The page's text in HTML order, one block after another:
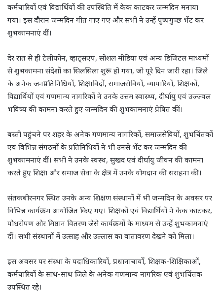
कर्मचारियों एवं विद्यार्थियों की उपस्थिति में केक काटकर जन्मदिन मनाया
गया। इस दौरान जन्मदिन गीत गाए गए और सभी ने उन्हें पुष्पगुच्छ भेंट कर
शुभकामनाएं दीं।
देर रात से ही टेलीफोन, व्हाट्सएप, सोशल मीडिया एवं अन्य डिजिटल माध्यमों
से शुभकामना संदेशों का सिलसिला शुरू हो गया, जो पूरे दिन जारी रहा। जिले
के अनेक जनप्रतिनिधियों, शिक्षाविदों, समाजसेवियों, व्यापारियों, शिक्षकों,
विद्यार्थियों एवं गणमान्य नागरिकों ने उनके उत्तम स्वास्थ्य, दीर्घायु एवं उज्ज्वल
भविष्य की कामना करते हुए जन्मदिन की शुभकामनाएं प्रेषित कीं।
बस्ती पहुंचने पर शहर के अनेक गणमान्य नागरिकों, समाजसेवियों, शुभचिंतकों
एवं विभिन्न संगठनों के प्रतिनिधियों ने भी उनसे भेंट कर जन्मदिन की
शुभकामनाएं दीं। सभी ने उनके स्वस्थ, सुखद एवं दीर्घायु जीवन की कामना
करते हुए शिक्षा और समाज सेवा के क्षेत्र में उनके योगदान की सराहना की।
संतकबीरनगर स्थित उनके अन्य शिक्षण संस्थानों में भी जन्मदिन के अवसर पर
विभिन्न कार्यक्रम आयोजित किए गए। शिक्षकों एवं विद्यार्थियों ने केक काटकर,
पौधरोपण और मिष्ठान वितरण जैसे कार्यक्रमों के माध्यम से उन्हें शुभकामनाएं
दीं। सभी संस्थानों में उत्साह और उल्लास का वातावरण देखने को मिला।
इस अवसर पर संस्था के पदाधिकारियों, प्रधानाचार्यों, शिक्षक-शिक्षिकाओं,
कर्मचारियों के साथ-साथ जिले के अनेक गणमान्य नागरिक एवं शुभचिंतक
उपस्थित रहे।